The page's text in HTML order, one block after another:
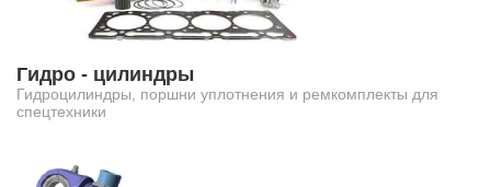
Гидро - цилиндры
Гидроцилиндры, поршни уплотнения и ремкомплекты для
спецтехники